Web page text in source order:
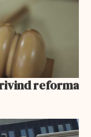
reforma